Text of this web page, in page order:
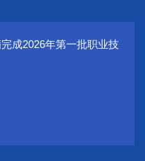
成2026年第一批职业技